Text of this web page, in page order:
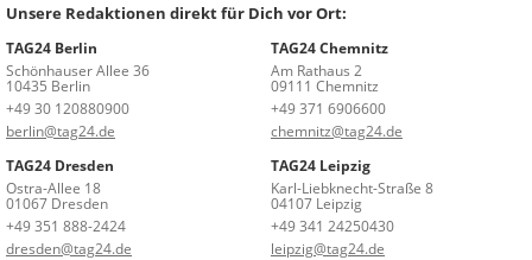
Unsere Redaktionen direkt für Dich vor Ort:
TAG24 Berlin
Schönhauser Allee 36
10435 Berlin
+49 30 120880900
berlin@tag24.de
TAG24 Chemnitz
Am Rathaus 2
09111 Chemnitz
+49 371 6906600
chemnitz@tag24.de
TAG24 Dresden
Ostra-Allee 18
01067 Dresden
+49 351 888-2424
dresden@tag24.de
TAG24 Leipzig
Karl-Liebknecht-Straße 8
04107 Leipzig
+49 341 24250430
leipzig@tag24.de